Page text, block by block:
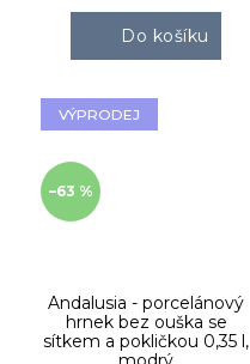
Do košíku
VÝPRODEJ
–63 %
Andalusia - porcelánový
hrnek bez ouška se
sítkem a pokličkou 0,35 l,